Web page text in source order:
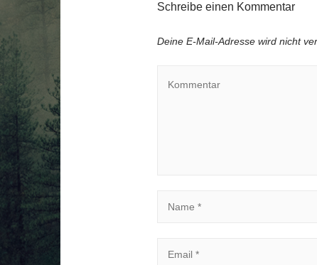
Schreibe einen Kommentar
Deine E-Mail-Adresse wird nicht